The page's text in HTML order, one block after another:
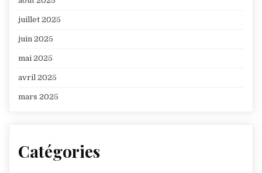
juillet 2025
juin 2025
mai 2025
avril 2025
mars 2025
Catégories